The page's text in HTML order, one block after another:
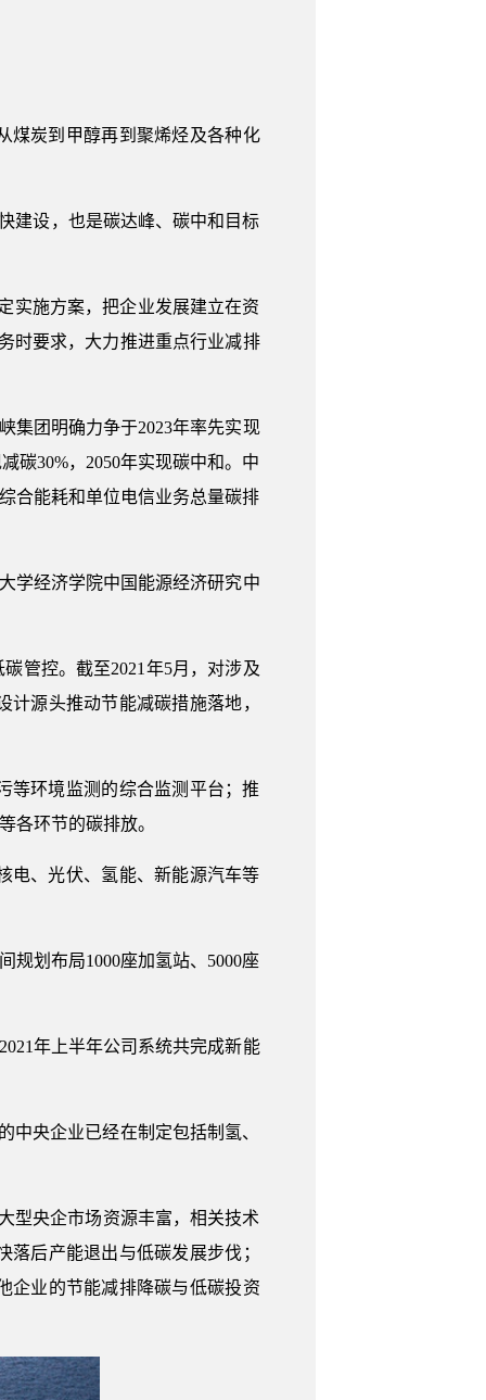
炭到甲醇再到聚烯烃及各种化
建设，也是碳达峰、碳中和目标
实施方案，把企业发展建立在资
时要求，大力推进重点行业减排
集团明确力争于2023年率先实现
碳30%，2050年实现碳中和。中
合能耗和单位电信业务总量碳排
学经济学院中国能源经济研究中
管控。截至2021年5月，对涉及
源头推动节能减碳措施落地，
等环境监测的综合监测平台；推
各环节的碳排放。
电、光伏、氢能、新能源汽车等
规划布局1000座加氢站、5000座
年上半年公司系统共完成新能
中央企业已经在制定包括制氢、
型央企市场资源丰富，相关技术
后产能退出与低碳发展步伐；
企业的节能减排降碳与低碳投资